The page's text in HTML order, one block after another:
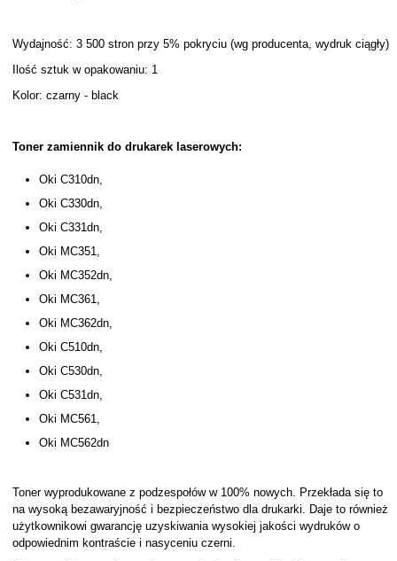
Wydajność: 3 500 stron przy 5% pokryciu (wg producenta, wydruk ciągły)
Ilość sztuk w opakowaniu: 1
Kolor: czarny - black
Toner zamiennik do drukarek laserowych:
Oki C310dn,
Oki C330dn,
Oki C331dn,
Oki MC351,
Oki MC352dn,
Oki MC361,
Oki MC362dn,
Oki C510dn,
Oki C530dn,
Oki C531dn,
Oki MC561,
Oki MC562dn
Toner wyprodukowane z podzespołów w 100% nowych. Przekłada się to
na wysoką bezawaryjność i bezpieczeństwo dla drukarki. Daje to również
użytkownikowi gwarancję uzyskiwania wysokiej jakości wydruków o
odpowiednim kontraście i nasyceniu czerni.